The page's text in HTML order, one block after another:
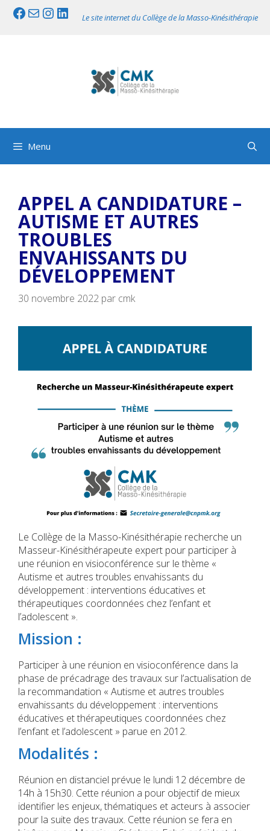
AllerFacebook
MailInstagram
LinkedIn
Le site internet du Collège de la Masso-Kinésithérapie
Menu
APPEL A CANDIDATURE –
AUTISME ET AUTRES
TROUBLES
ENVAHISSANTS DU
DÉVELOPPEMENT
30 novembre 2022 par cmk
Le Collège de la Masso-Kinésithérapie recherche un
Masseur-Kinésithérapeute expert pour participer à
une réunion en visioconférence sur le thème «
Autisme et autres troubles envahissants du
développement : interventions éducatives et
thérapeutiques coordonnées chez l’enfant et
l’adolescent ».
Mission :
Participer à une réunion en visioconférence dans la
phase de précadrage des travaux sur l’actualisation de
la recommandation « Autisme et autres troubles
envahissants du développement : interventions
éducatives et thérapeutiques coordonnées chez
l’enfant et l’adolescent » parue en 2012.
Modalités :
Réunion en distanciel prévue le lundi 12 décembre de
14h à 15h30. Cette réunion a pour objectif de mieux
identifier les enjeux, thématiques et acteurs à associer
pour la suite des travaux. Cette réunion se fera en